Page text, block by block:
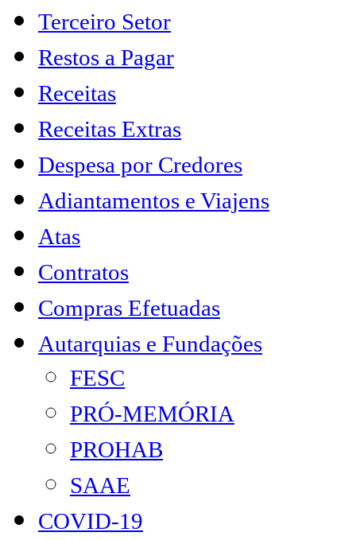
Terceiro Setor
Restos a Pagar
Receitas
Receitas Extras
Despesa por Credores
Adiantamentos e Viajens
Atas
Contratos
Compras Efetuadas
Autarquias e Fundações
FESC
PRÓ-MEMÓRIA
PROHAB
SAAE
COVID-19